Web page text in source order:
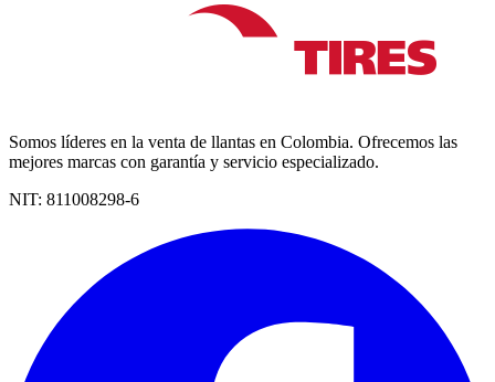
Somos líderes en la venta de llantas en Colombia. Ofrecemos las
mejores marcas con garantía y servicio especializado.
NIT: 811008298-6